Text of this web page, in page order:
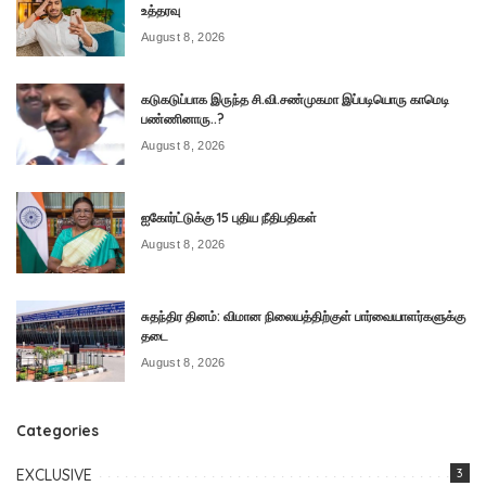
உத்தரவு
August 8, 2026
கடுகடுப்பாக இருந்த சி.வி.சண்முகமா இப்படியொரு காமெடி
பண்ணினாரு..?
August 8, 2026
ஐகோர்ட்டுக்கு 15 புதிய நீதிபதிகள்
August 8, 2026
சுதந்திர தினம்: விமான நிலையத்திற்குள் பார்வையாளர்களுக்கு
தடை
August 8, 2026
Categories
EXCLUSIVE 3